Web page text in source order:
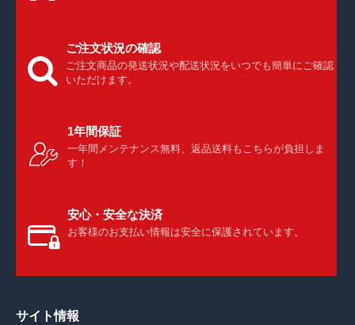
ご注文状況の確認
ご注文商品の発送状況や配送状況をいつでも簡単にご確認
いただけます。
1年間保証
一年間メンテナンス無料、返品送料もこちらが負担しま
す！
安心・安全な決済
お客様のお支払い情報は安全に保護されています。
サイト情報